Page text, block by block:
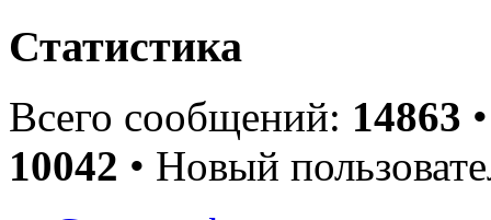
Статистика
Всего сообщений: 14863
10042 • Новый